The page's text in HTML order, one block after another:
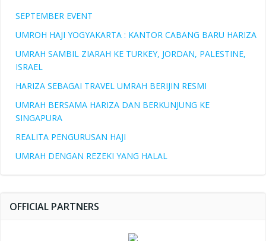
SEPTEMBER EVENT
UMROH HAJI YOGYAKARTA : KANTOR CABANG BARU HARIZA
UMRAH SAMBIL ZIARAH KE TURKEY, JORDAN, PALESTINE,
ISRAEL
HARIZA SEBAGAI TRAVEL UMRAH BERIJIN RESMI
UMRAH BERSAMA HARIZA DAN BERKUNJUNG KE
SINGAPURA
REALITA PENGURUSAN HAJI
UMRAH DENGAN REZEKI YANG HALAL
OFFICIAL PARTNERS